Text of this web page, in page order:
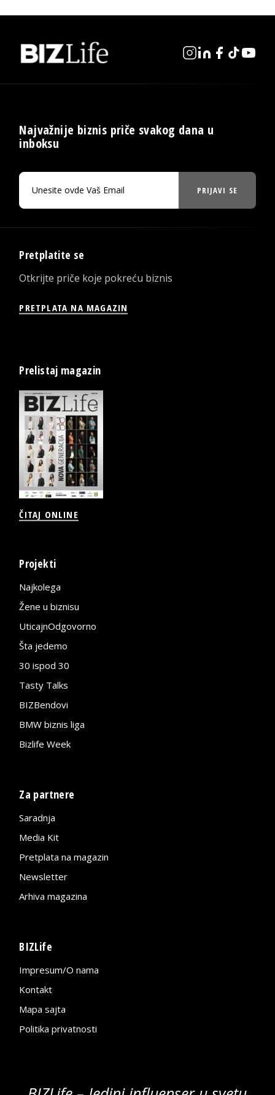
Najvažnije biznis priče svakog dana u
inboksu
PRIJAVI SE
Pretplatite se
Otkrijte priče koje pokreću biznis
PRETPLATA NA MAGAZIN
Prelistaj magazin
ČITAJ ONLINE
Projekti
Najkolega
Žene u biznisu
UticajnOdgovorno
Šta jedemo
30 ispod 30
Tasty Talks
BIZBendovi
BMW biznis liga
Bizlife Week
Za partnere
Saradnja
Media Kit
Pretplata na magazin
Newsletter
Arhiva magazina
BIZLife
Impresum/O nama
Kontakt
Mapa sajta
Politika privatnosti